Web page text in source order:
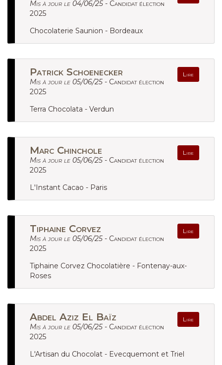
Mis à jour le 04/06/25 - Candidat élection
2025
Chocolaterie Saunion - Bordeaux
Patrick Schoenecker Lire
Mis à jour le 05/06/25 - Candidat élection
2025
Terra Chocolata - Verdun
Marc Chinchole Lire
Mis à jour le 05/06/25 - Candidat élection
2025
L'Instant Cacao - Paris
Tiphaine Corvez Lire
Mis à jour le 05/06/25 - Candidat élection
2025
Tiphaine Corvez Chocolatière - Fontenay-aux-
Roses
Abdel Aziz El Baïz Lire
Mis à jour le 05/06/25 - Candidat élection
2025
L'Artisan du Chocolat - Evecquemont et Triel